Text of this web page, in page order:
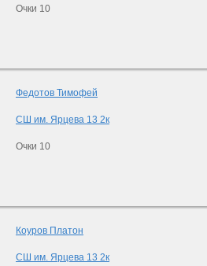
Очки 10
Федотов Тимофей
СШ им. Ярцева 13 2к
Очки 10
Коуров Платон
СШ им. Ярцева 13 2к